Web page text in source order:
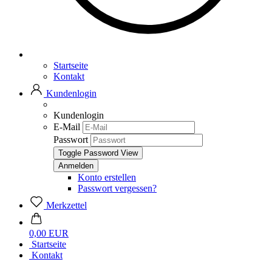
Startseite
Kontakt
Kundenlogin
Kundenlogin
E-Mail
Passwort
Toggle Password View
Konto erstellen
Passwort vergessen?
Merkzettel
0,00 EUR
Startseite
Kontakt